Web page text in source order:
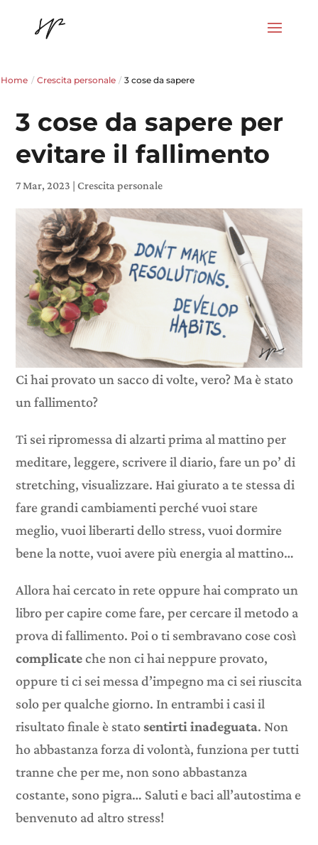
Home / Crescita personale / 3 cose da sapere
3 cose da sapere per
evitare il fallimento
7 Mar, 2023 |Crescita personale
Ci hai provato un sacco di volte, vero? Ma è stato
un fallimento?
Ti sei ripromessa di alzarti prima al mattino per
meditare, leggere, scrivere il diario, fare un po’ di
stretching, visualizzare. Hai giurato a te stessa di
fare grandi cambiamenti perché vuoi stare
meglio, vuoi liberarti dello stress, vuoi dormire
bene la notte, vuoi avere più energia al mattino…
Allora hai cercato in rete oppure hai comprato un
libro per capire come fare, per cercare il metodo a
prova di fallimento. Poi o ti sembravano cose così
complicateche non ci hai neppure provato,
oppure ti ci sei messa d’impegno ma ci sei riuscita
solo per qualche giorno. In entrambi i casi il
risultato finale è statosentirti inadeguata. Non
ho abbastanza forza di volontà, funziona per tutti
tranne che per me, non sono abbastanza
costante, sono pigra… Saluti e baci all’autostima e
benvenuto ad altro stress!